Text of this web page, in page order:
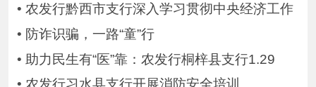
• 农发行黔西市支行深入学习贯彻中央经济工作
• 防诈识骗，一路“童”行
• 助力民生有“医”靠：农发行桐梓县支行1.29